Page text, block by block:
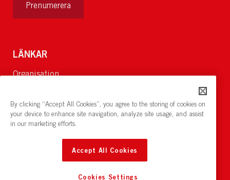
Prenumerera
LÄNKAR
Organisation
Lediga jobb
Nyheter och pressrum
Restaurang och konferens: cirkelnstockholm.se
By clicking “Accept All Cookies”, you agree to the storing of cookies on
your device to enhance site navigation, analyze site usage, and assist
in our marketing efforts.
Accept All Cookies
Cookies Settings